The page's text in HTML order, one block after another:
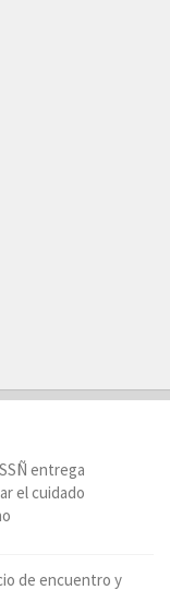
entrega
el cuidado
de encuentro y